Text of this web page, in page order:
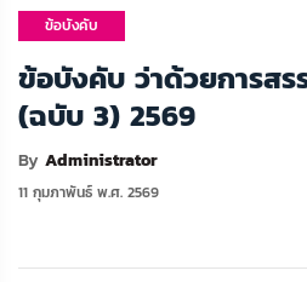
ข้อบังคับ
ข้อบังคับ ว่าด้วยการสร
(ฉบับ 3) 2569
By Administrator
11 กุมภาพันธ์ พ.ศ. 2569